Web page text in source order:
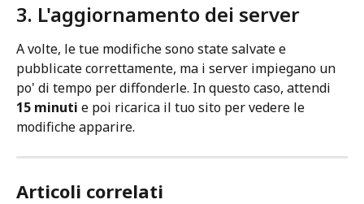
3. L'aggiornamento dei server
A volte, le tue modifiche sono state salvate e
pubblicate correttamente, ma i server impiegano un
po' di tempo per diffonderle. In questo caso, attendi
15 minuti e poi ricarica il tuo sito per vedere le
modifiche apparire.
Articoli correlati